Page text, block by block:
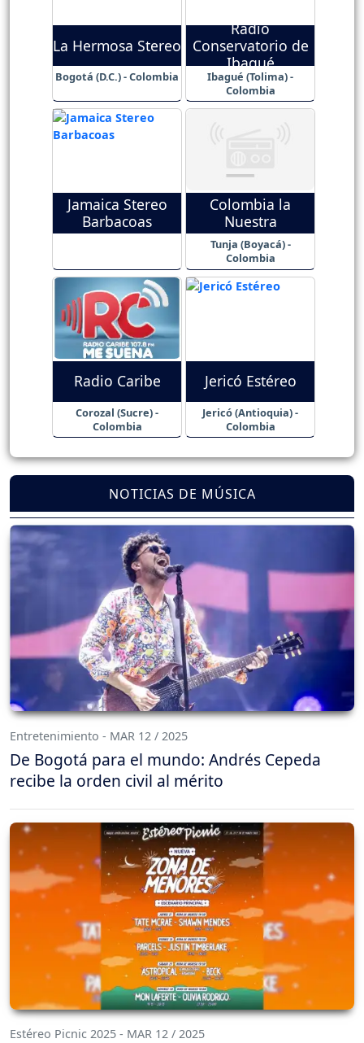
La Hermosa Stereo
Bogotá (D.C.) - Colombia
Radio
Conservatorio de
Ibagué
Ibagué (Tolima) -
Colombia
Jamaica Stereo
Barbacoas
Colombia la
Nuestra
Tunja (Boyacá) -
Colombia
Radio Caribe
Corozal (Sucre) -
Colombia
Jericó Estéreo
Jericó (Antioquia) -
Colombia
NOTICIAS DE MÚSICA
Entretenimiento - MAR 12 / 2025
De Bogotá para el mundo: Andrés Cepeda
recibe la orden civil al mérito
Estéreo Picnic 2025 - MAR 12 / 2025